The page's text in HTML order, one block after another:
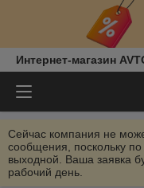
Интернет-магазин
Сейчас компания не
сообщения, поскольку
выходной. Ваша заявка
рабочий день.